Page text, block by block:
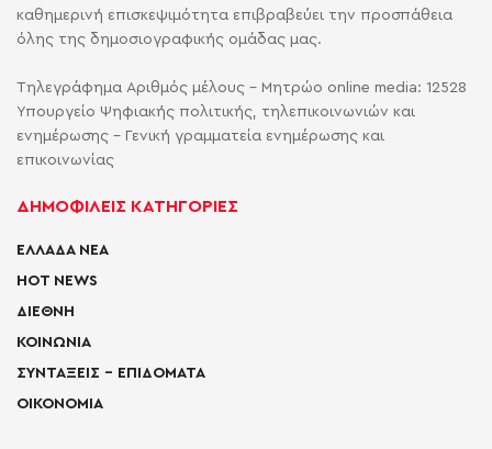
καθημερινή επισκεψιμότητα επιβραβεύει την προσπάθεια
όλης της δημοσιογραφικής ομάδας μας.
Τηλεγράφημα Αριθμός μέλους - Μητρώο online media: 12528
Υπουργείο Ψηφιακής πολιτικής, τηλεπικοινωνιών και
ενημέρωσης - Γενική γραμματεία ενημέρωσης και
επικοινωνίας
ΔΗΜΟΦΙΛΕΙΣ ΚΑΤΗΓΟΡΙΕΣ
ΕΛΛΑΔΑ ΝΕΑ
HOT NEWS
ΔΙΕΘΝΗ
ΚΟΙΝΩΝΙΑ
ΣΥΝΤΑΞΕΙΣ – ΕΠΙΔΟΜΑΤΑ
ΟΙΚΟΝΟΜΙΑ